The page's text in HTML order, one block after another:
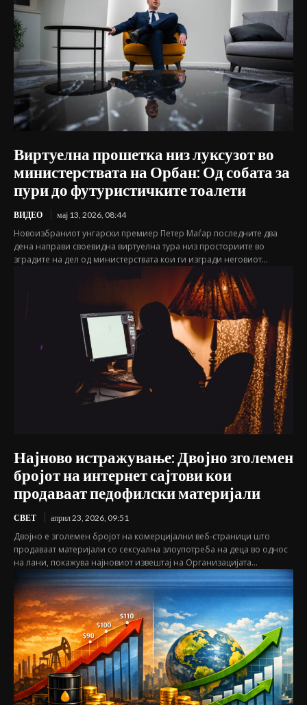
Виртуелна прошетка низ луксузот во
министерствата на Орбан: Од собата за
пури до футуристичките тоалети
ВИДЕО мај 13, 2026, 08:44
Новоизбраниот унгарски премиер Петер Маѓар последните два
дена направи своевидна виртуелна тура низ просториите во
зградите на дел од министерствата кои ги изгради неговиот...
Најново истражување: Двојно зголемен
бројот на интернет сајтови кои
продаваат педофилски материјали
СВЕТ април 23, 2026, 09:51
Двојно е зголемен бројот на комерцијални веб-страници што
продаваат материјали со сексуална злоупотреба на деца во однос
на лани, покажува најновиот извештај на Организацијата...